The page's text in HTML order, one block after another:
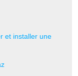
et installer une